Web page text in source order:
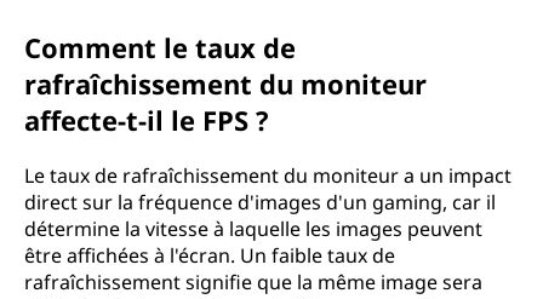
Comment le taux de
rafraîchissement du moniteur
affecte-t-il le FPS ?
Le taux de rafraîchissement du moniteur a un impact
direct sur la fréquence d'images d'un gaming, car il
détermine la vitesse à laquelle les images peuvent
être affichées à l'écran. Un faible taux de
rafraîchissement signifie que la même image sera